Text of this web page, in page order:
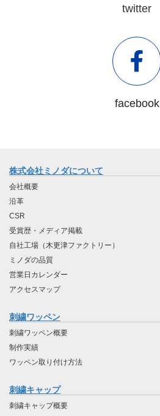
twitter
facebook
株式会社ミノダについて
会社概要
沿革
CSR
受賞歴・メディア掲載
自社工場（木更津ファクトリー）
ミノダの品質
営業日カレンダー
アクセスマップ
刺繍ワッペン
刺繍ワッペン概要
制作実績
ワッペン取り付け方法
刺繍キャップ
刺繍キャップ概要